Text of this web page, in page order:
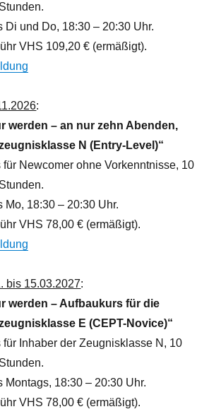
Di und Do, 18:30 – 20:30 Uhr.
VHS 109,20 € (ermäßigt).
:
werden – an nur zehn Abenden,
N (Entry-Level)“
für Newcomer ohne Vorkenntnisse, 10
Mo, 18:30 – 20:30 Uhr.
VHS 78,00 € (ermäßigt).
bis 15.03.2027:
werden – Aufbaukurs für die
E (CEPT-Novice)“
für Inhaber der Zeugnisklasse N, 10
Montags, 18:30 – 20:30 Uhr.
VHS 78,00 € (ermäßigt).